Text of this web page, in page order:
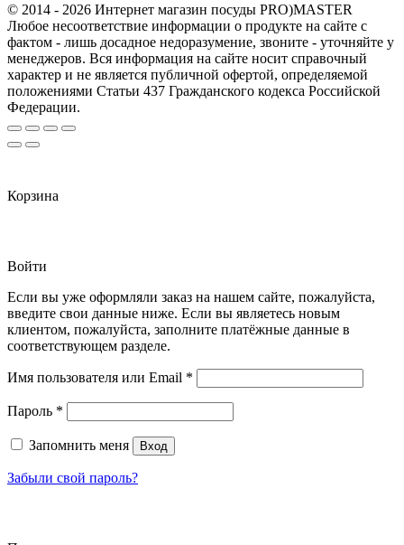
© 2014 - 2026 Интернет магазин посуды PRO)MASTER
Любое несоответствие информации о продукте на сайте с
фактом - лишь досадное недоразумение, звоните - уточняйте у
менеджеров. Вся информация на сайте носит справочный
характер и не является публичной офертой, определяемой
положениями Статьи 437 Гражданского кодекса Российской
Федерации.
Корзина
Войти
Если вы уже оформляли заказ на нашем сайте, пожалуйста,
введите свои данные ниже. Если вы являетесь новым
клиентом, пожалуйста, заполните платёжные данные в
соответствующем разделе.
Имя пользователя или Email *
Пароль *
Запомнить меня Вход
Забыли свой пароль?